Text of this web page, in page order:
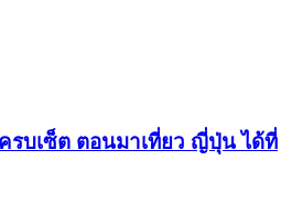
รบเซ็ต ตอนมาเที่ยว ญี่ปุ่น ได้ที่